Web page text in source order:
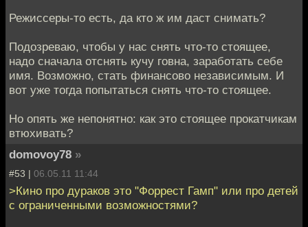
Режиссеры-то есть, да кто ж им даст снимать?
Подозреваю, чтобы у нас снять что-то стоящее,
надо сначала отснять кучу говна, заработать себе
имя. Возможно, стать финансово независимым. И
вот уже тогда попытаться снять что-то стоящее.
Но опять же непонятно: как это стоящее прокатчикам
втюхивать?
domovoy78 »
#53 | 06.05.11 11:44
>Кино про дураков это "Форрест Гамп" или про детей
с ограниченными возможностями?